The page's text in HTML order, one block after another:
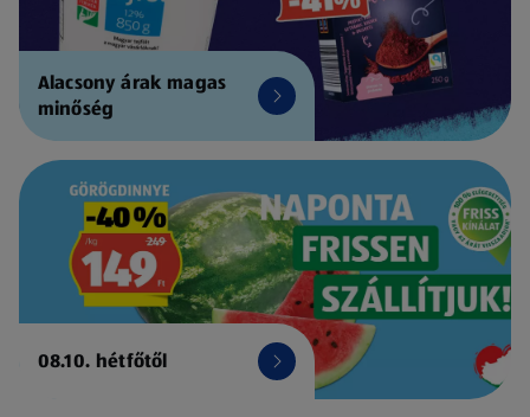
Alacsony árak magas
minőség
08.10. hétfőtől